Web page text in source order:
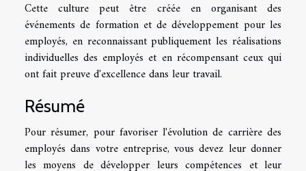
Cette culture peut être créée en organisant des
événements de formation et de développement pour les
employés, en reconnaissant publiquement les réalisations
individuelles des employés et en récompensant ceux qui
ont fait preuve d'excellence dans leur travail.
Résumé
Pour résumer, pour favoriser l'évolution de carrière des
employés dans votre entreprise, vous devez leur donner
les moyens de développer leurs compétences et leur